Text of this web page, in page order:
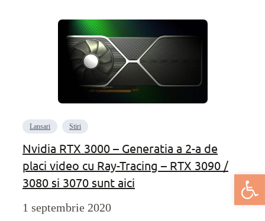
Deschide
Lansari Stiri
Nvidia RTX 3000 – Generatia a 2-a de
placi video cu Ray-Tracing – RTX 3090 /
3080 si 3070 sunt aici
1 septembrie 2020